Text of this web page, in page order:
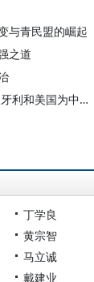
与青民盟的崛起
之道
严少华 李炳萱：论右翼民粹主义的跨国合作：以匈牙利和美国为中心的考察
丁学良
黄宗智
马立诚
戴建业